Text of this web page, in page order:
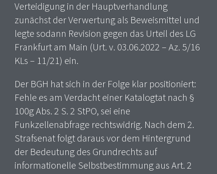
Verteidigung in der Hauptverhandlung
zunächst der Verwertung als Beweismittel und
legte sodann Revision gegen das Urteil des LG
Frankfurt am Main (Urt. v. 03.06.2022 – Az. 5/16
KLs – 11/21) ein.
Der BGH hat sich in der Folge klar positioniert:
Fehle es am Verdacht einer Katalogtat nach §
100g Abs. 2 S. 2 StPO, sei eine
Funkzellenabfrage rechtswidrig. Nach dem 2.
Strafsenat folgt daraus vor dem Hintergrund
der Bedeutung des Grundrechts auf
informationelle Selbstbestimmung aus Art. 2